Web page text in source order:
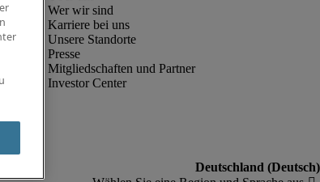
Wer wir sind
Karriere bei uns
Unsere Standorte
Presse
Mitgliedschaften und Partner
Investor Center